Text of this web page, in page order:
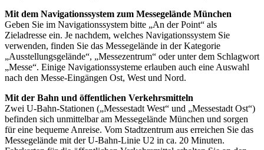
Mit dem Navigationssystem zum Messegelände München
Geben Sie im Navigationssystem bitte „An der Point“ als
Zieladresse ein. Je nachdem, welches Navigationssystem Sie
verwenden, finden Sie das Messegelände in der Kategorie
„Ausstellungsgelände“, „Messezentrum“ oder unter dem Schlagwort
„Messe“. Einige Navigationssysteme erlauben auch eine Auswahl
nach den Messe-Eingängen Ost, West und Nord.
Mit der Bahn und öffentlichen Verkehrsmitteln
Zwei U-Bahn-Stationen („Messestadt West“ und „Messestadt Ost“)
befinden sich unmittelbar am Messegelände München und sorgen
für eine bequeme Anreise. Vom Stadtzentrum aus erreichen Sie das
Messegelände mit der U-Bahn-Linie U2 in ca. 20 Minuten.